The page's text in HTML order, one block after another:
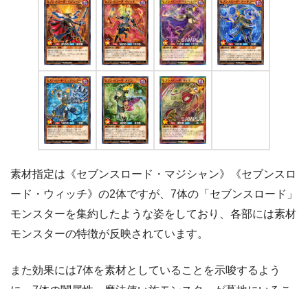
素材指定は《セブンスロード・マジシャン》《セブンスロ
ード・ウィッチ》の2体ですが、7体の「セブンスロード」
モンスターを集約したような姿をしており、各部には素材
モンスターの特徴が反映されています。
また効果には7体を素材としていることを示唆するよう